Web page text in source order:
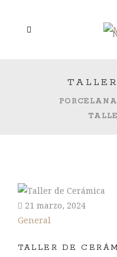
21 marzo, 2024
General
TALLER DE